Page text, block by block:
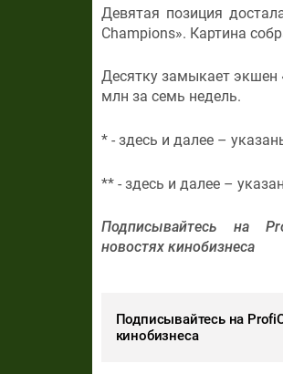
Девятая позиция
Champions». Картина
Десятку замыкает экшен
млн за семь недель.
* - здесь и далее –
** - здесь и далее –
Подписывайтесь на
новостях кинобизнеса
Подписывайтесь на
кинобизнеса